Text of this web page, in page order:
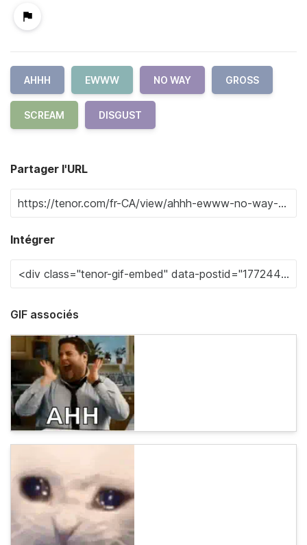
AHHH EWWW NO WAY GROSS
SCREAM DISGUST
Partager l'URL
Intégrer
GIF associés